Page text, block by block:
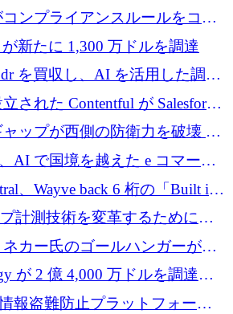
450 万ユーロを調達
ンプライアンスルールをコー
800万ドルを調達
が新たに 1,300 万ドルを調達
を買収し、AI を活用した調達
ンス プラットフォームを構築
された Contentful が Salesforce
ャップが西側の防衛力を破壊 —
のチップスタートアップがそ
AI で国境を越えた e コマース
変えるシリーズ A で 400 万ド
、Wayve back 6 桁の「Built in
ンペーン
計測技術を変革するために
のシードラウンドを完了
カー氏のゴールハンガーがVC
が 2 億 4,000 万ドルを調達、
を買収、ロンドンが首位の座
報盗難防止プラットフォーム